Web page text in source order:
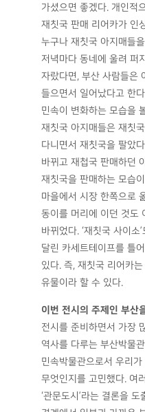
가셨으면 좋겠다. 개인적
재칫국 판매 리어카가 인
누구나 재칫국 아지매들
저녁마다 동네에 울려 퍼
자랐다면, 부산 사람들은
들으면서 일어났다고 한
민속이 변화하는 모습을
재칫국 아지매들은 재칫
다니면서 재칫국을 팔았
바뀌고 재첩국 판매하던
재칫국을 판매하는 모습
마을에서 시장 한쪽으로
동이를 머리에 이던 것도
바뀌었다. ‘재칫국 사이소
달린 카세트테이프를 틀
있다. 즉, 재칫국 리어카
유물이라 할 수 있다.
이번 전시의 주제인 부산
전시를 준비하면서 가장
역사를 다루는 부산박물
민속박물관으로서 우리가
무엇인지를 고민했다. 여
‘관문도시’라는 결론을